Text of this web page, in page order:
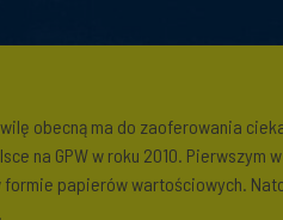
obecną ma do zaoferowania
na GPW w roku 2010.
papierów wartościowych.